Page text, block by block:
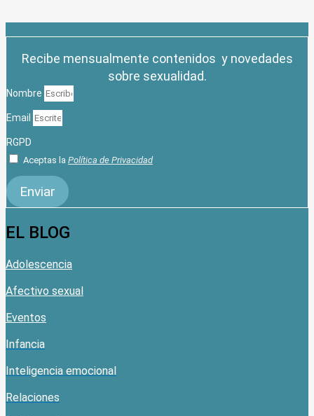
Recibe mensualmente contenidos y novedades
sobre sexualidad.
Nombre
Email
RGPD
Aceptas la Política de Privacidad
Enviar
EL BLOG
Adolescencia
Afectivo sexual
Eventos
Infancia
Inteligencia emocional
Relaciones